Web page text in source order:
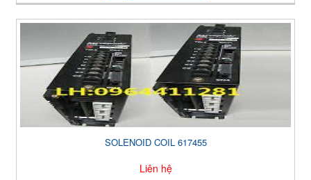
SOLENOID COIL 617455
Liên hệ